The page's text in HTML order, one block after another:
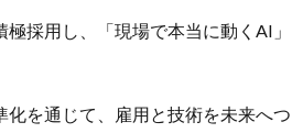
採用し、「現場で本当に動くAI」
を通じて、雇用と技術を未来へつ